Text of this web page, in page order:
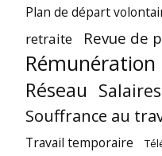
Plan de départ
retraite Revue de
Rémunération
Réseau Salaires
Souffrance au
Travail temporaire